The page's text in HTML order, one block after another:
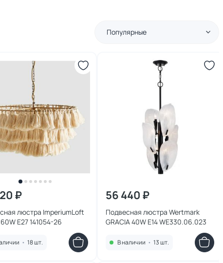
Популярные
₽
люстра ImperiumLoft
E27 141054-26
• 18 шт.
56 440 ₽
Подвесная люстра Wertmark
GRACIA 40W E14 WE330.06.023
В наличии • 13 шт.